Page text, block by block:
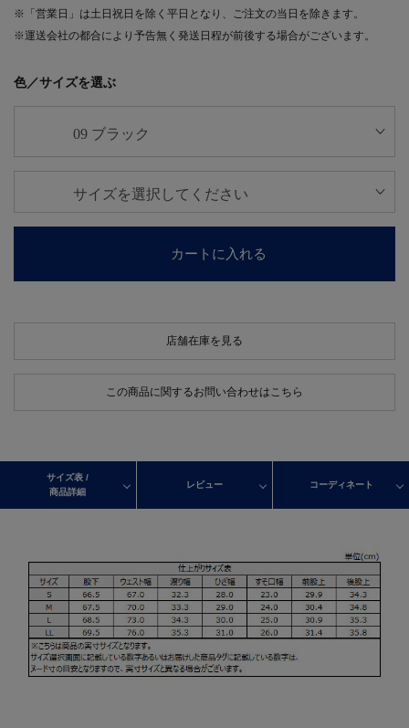
※「営業日」は土日祝日を除く平日となり、ご注文の当日を除きます。
※運送会社の都合により予告無く発送日程が前後する場合がございます。
色／サイズを選ぶ
カートに入れる
店舗在庫を見る
この商品に関するお問い合わせはこちら
サイズ表 /
商品詳細
レビュー コーディネート